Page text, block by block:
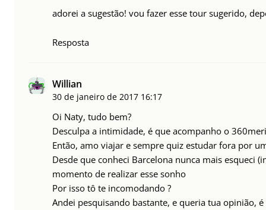
adorei a sugestão! vou fazer esse tour sugerido,
Resposta
Willian
30 de janeiro de 2017 16:17
Oi Naty, tudo bem?
Desculpa a intimidade, é que acompanho o
Então, amo viajar e sempre quiz estudar fora por
Desde que conheci Barcelona nunca mais esqueci
momento de realizar esse sonho
Por isso tô te incomodando ?
Andei pesquisando bastante, e queria tua opinião,